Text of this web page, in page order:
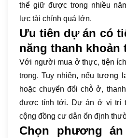
thể giữ được trong nhiều
lực tài chính quá lớn.
Ưu tiên dự án có
năng thanh khoản
Với người mua ở thực, tiện
trọng. Tuy nhiên, nếu tương
hoặc chuyển đổi chỗ ở,
được tính tới. Dự án ở vị trí
cộng đồng cư dân ổn định
Chọn phương